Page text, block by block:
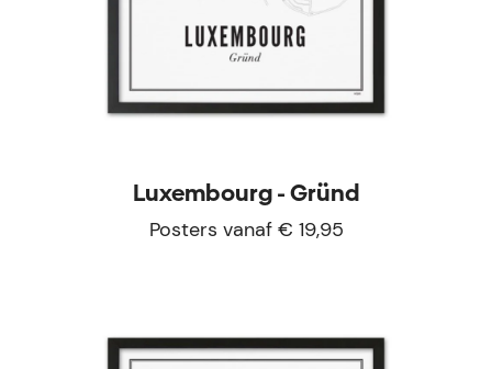
Luxembourg - Gründ
Posters vanaf € 19,95